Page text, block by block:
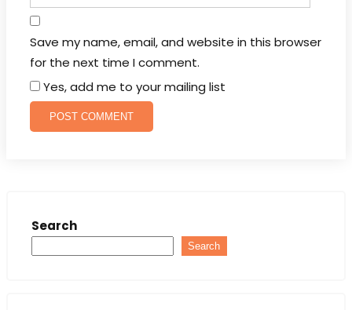
Save my name, email, and website in this browser
for the next time I comment.
Yes, add me to your mailing list
Search
Search